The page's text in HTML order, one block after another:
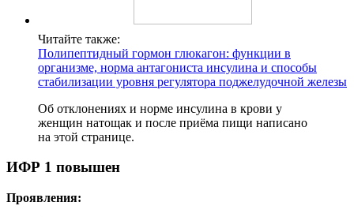
Читайте также:
Полипептидный гормон глюкагон: функции в
организме, норма антагониста инсулина и способы
стабилизации уровня регулятора поджелудочной железы
Об отклонениях и норме инсулина в крови у
женщин натощак и после приёма пищи написано
на этой странице.
ИФР 1 повышен
Проявления: